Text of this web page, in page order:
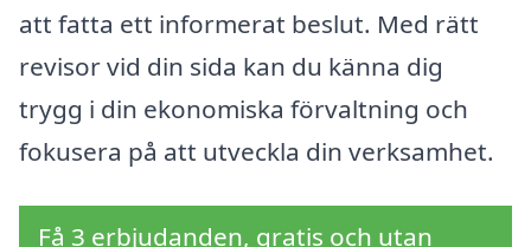
att fatta ett informerat beslut. Med rätt
revisor vid din sida kan du känna dig
trygg i din ekonomiska förvaltning och
fokusera på att utveckla din verksamhet.
Få 3 erbjudanden, gratis och utan